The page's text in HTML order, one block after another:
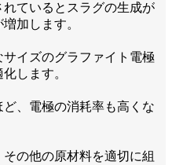
ているとスラグの生成が
加します。
イズのグラファイト電極
します。
、電極の消耗率も高くな
の他の原材料を適切に組